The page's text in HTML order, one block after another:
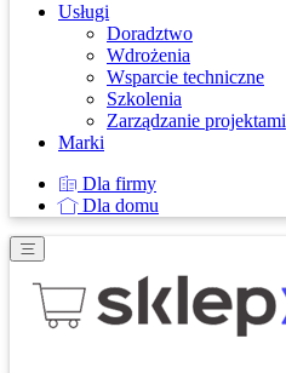
Usługi
Doradztwo
Wdrożenia
Wsparcie techniczne
Szkolenia
Zarządzanie projektami
Marki
Dla firmy
Dla domu